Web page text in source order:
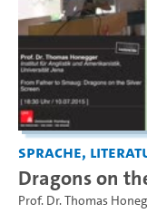
Sprache,
Dragons on
Prof. Dr. Thomas